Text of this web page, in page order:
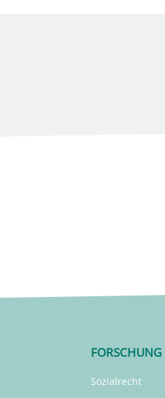
FORSCHUNG
Sozialrecht